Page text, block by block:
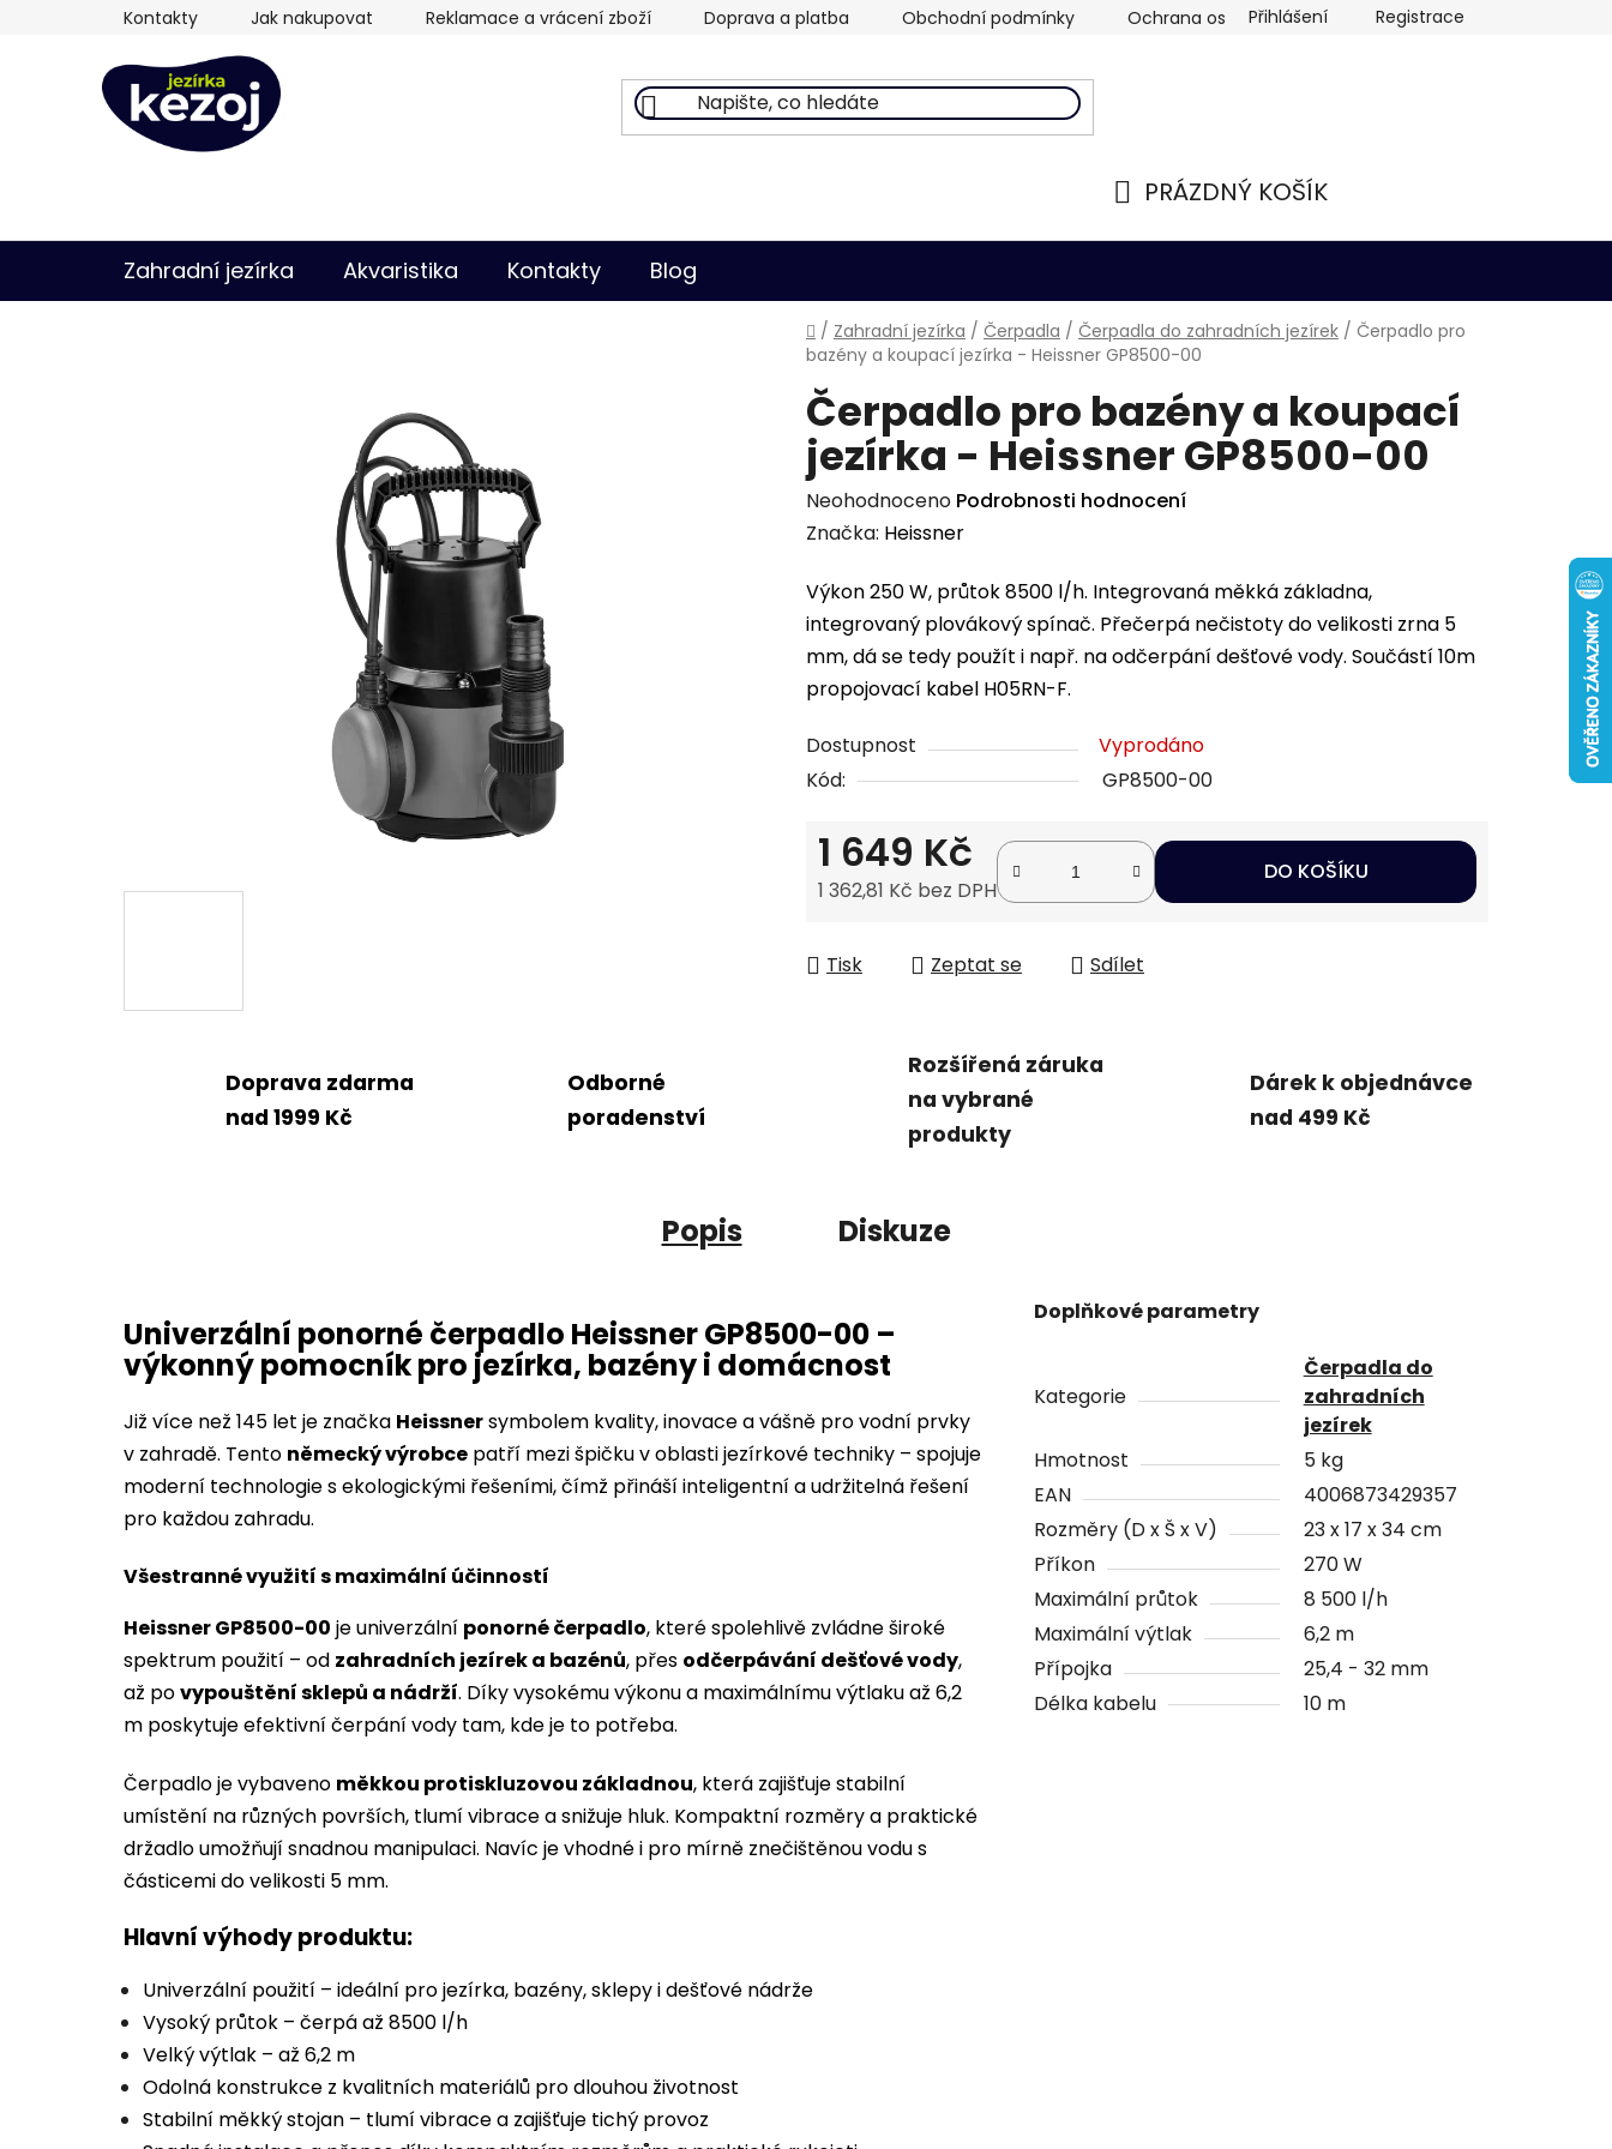
Kontakty Jak nakupovat Reklamace a vrácení zboží Doprava a platba Obchodní podmínky Ochrana osobních údajů
Přihlášení Registrace
PRÁZDNÝ KOŠÍK
Zahradní jezírka Akvaristika Kontakty Blog
Domů
/ Zahradní jezírka / Čerpadla / Čerpadla do zahradních jezírek / Čerpadlo pro
bazény a koupací jezírka - Heissner GP8500-00
Čerpadlo pro bazény a koupací
jezírka - Heissner GP8500-00
Průměrné
hodnocení
je
0,0
z
5
Neohodnoceno Podrobnosti hodnocení
Značka: Heissner
Výkon 250 W, průtok 8500 l/h. Integrovaná měkká základna,
integrovaný plovákový spínač. Přečerpá nečistoty do velikosti zrna 5
mm, dá se tedy použít i např. na odčerpání dešťové vody. Součástí 10m
propojovací kabel H05RN-F.
Dostupnost
Vyprodáno
Kód:
GP8500-00
1 649 Kč
1 362,81 Kč bez DPH
DO KOŠÍKU
Tisk Zeptat se Sdílet
Doprava zdarma
nad 1999 Kč
Odborné
poradenství
Rozšířená záruka
na vybrané
produkty
Dárek k objednávce
nad 499 Kč
Popis Diskuze
Univerzální ponorné čerpadlo Heissner GP8500-00 –
výkonný pomocník pro jezírka, bazény i domácnost
Již více než 145 let je značka Heissnersymbolem kvality, inovace a vášně pro vodní prvky
v zahradě. Tento německý výrobce patří mezi špičku v oblasti jezírkové techniky – spojuje
moderní technologie s ekologickými řešeními, čímž přináší inteligentní a udržitelná řešení
pro každou zahradu.
Všestranné využití s maximální účinností
Heissner GP8500-00 je univerzální ponorné čerpadlo, které spolehlivě zvládne široké
spektrum použití – od zahradních jezírek a bazénů, přes odčerpávání dešťové vody,
až povypouštění sklepů a nádrží. Díky vysokému výkonu a maximálnímu výtlaku až 6,2
m poskytuje efektivní čerpání vody tam, kde je to potřeba.
Čerpadlo je vybaveno měkkou protiskluzovou základnou, která zajišťuje stabilní
umístění na různých površích, tlumí vibrace a snižuje hluk. Kompaktní rozměry a praktické
držadlo umožňují snadnou manipulaci. Navíc je vhodné i pro mírně znečištěnou vodu s
částicemi do velikosti 5 mm.
Hlavní výhody produktu:
Univerzální použití – ideální pro jezírka, bazény, sklepy i dešťové nádrže
Vysoký průtok – čerpá až 8500 l/h
Velký výtlak – až 6,2 m
Odolná konstrukce z kvalitních materiálů pro dlouhou životnost
Stabilní měkký stojan – tlumí vibrace a zajišťuje tichý provoz
Doplňkové parametry
Kategorie
Čerpadla do
zahradních
jezírek
Hmotnost
5 kg
EAN
4006873429357
Rozměry (D x Š x V)
23 x 17 x 34 cm
Příkon
270 W
Maximální průtok
8 500 l/h
Maximální výtlak
6,2 m
Přípojka
25,4 - 32 mm
Délka kabelu
10 m